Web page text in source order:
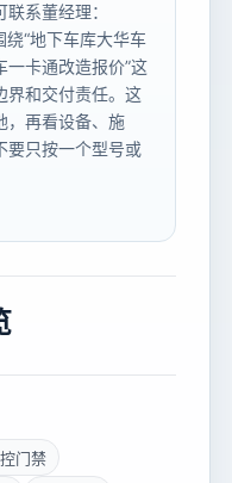
系董经理：
“地下车库大华车
一卡通改造报价”这
界和交付责任。这
，再看设备、施
要只按一个型号或
门禁